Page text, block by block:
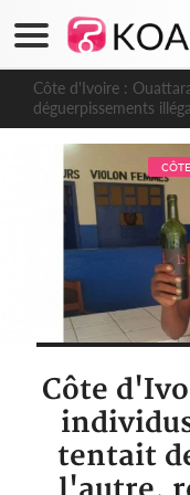
Côte d'Ivoire :
déguerpissements
Côte
tentait